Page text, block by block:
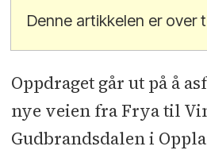
Denne artikkelen er over
Oppdraget går ut på å
nye veien fra Frya til
Gudbrandsdalen i